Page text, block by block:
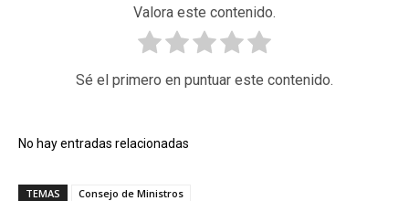
Valora este contenido.
Sé el primero en puntuar este contenido.
No hay entradas relacionadas
TEMAS Consejo de Ministros